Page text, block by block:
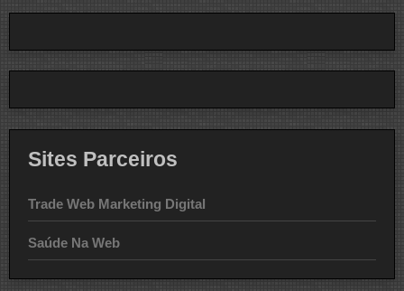
Sites Parceiros
Trade Web Marketing Digital
Saúde Na Web